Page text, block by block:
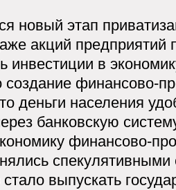
новый этап
акций предприятий
инвестиции в
создание финансово-
деньги населения
банковскую
финансово-
выпускать